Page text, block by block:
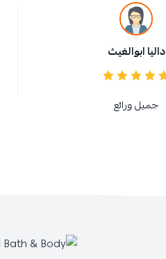
داليا ابوالغيث
جميل ورائع